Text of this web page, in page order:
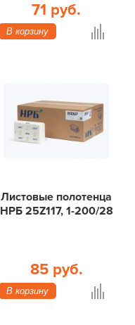
71 руб.
В корзину
Листовые полотенца
НРБ 25Z117, 1-200/28
85 руб.
В корзину